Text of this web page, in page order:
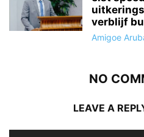
verblijf
Amigoe
NO
LEAVE A